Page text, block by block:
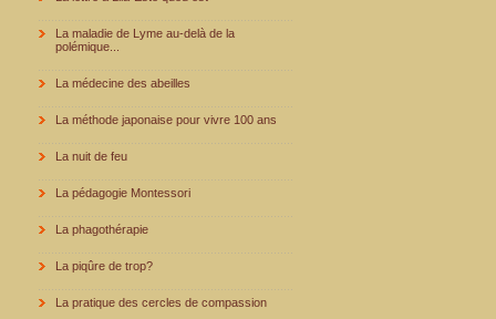
La maladie de Lyme au-delà de la
polémique...
La médecine des abeilles
La méthode japonaise pour vivre 100 ans
La nuit de feu
La pédagogie Montessori
La phagothérapie
La piqûre de trop?
La pratique des cercles de compassion